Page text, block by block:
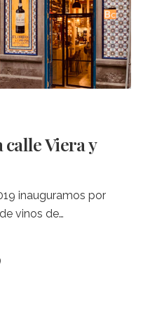
calle Viera y
inauguramos por
vinos de…